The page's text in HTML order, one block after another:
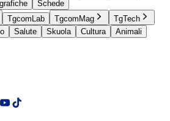
Schede
TgcomLab TgcomMag
TgTech
Salute Skuola Cultura
Animali